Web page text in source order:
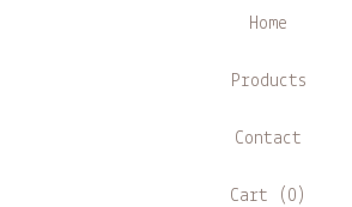
Home
Products
Contact
Cart ( 0 )